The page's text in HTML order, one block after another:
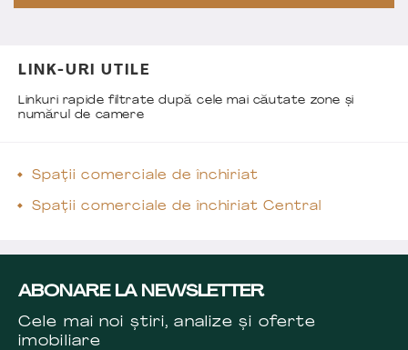
LINK-URI UTILE
Linkuri rapide filtrate după cele mai căutate zone și
numărul de camere
Spații comerciale de închiriat
Spații comerciale de închiriat Central
ABONARE LA NEWSLETTER
Cele mai noi știri, analize și oferte
imobiliare